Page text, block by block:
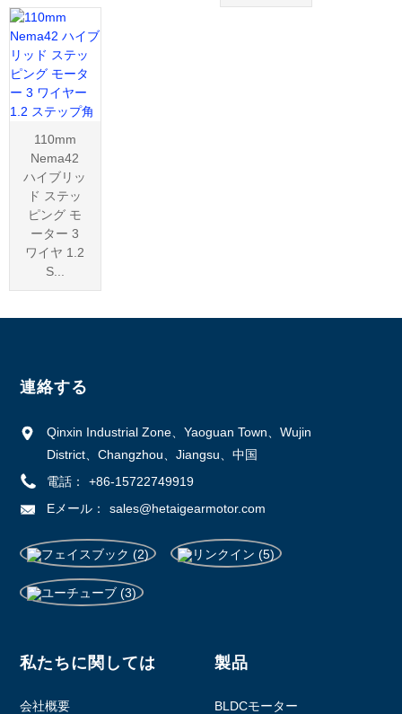
110mm
Nema42
ハイブリッ
ド ステッ
ピング モ
ーター 3
ワイヤ 1.2
S...
連絡する
Qinxin Industrial Zone、Yaoguan Town、Wujin
District、Changzhou、Jiangsu、中国
電話：
+86-15722749919
Eメール：
sales@hetaigearmotor.com
私たちに関しては
会社概要
製品
BLDCモーター